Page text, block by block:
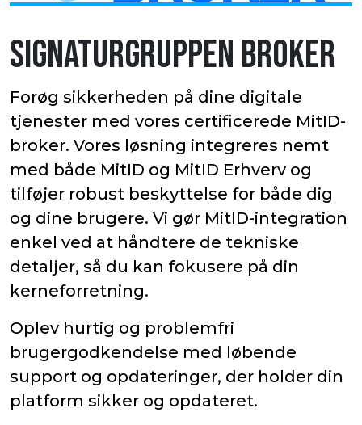
SIGNATURGRUPPEN BROKER
Forøg sikkerheden på dine digitale
tjenester med vores certificerede MitID-
broker. Vores løsning integreres nemt
med både MitID og MitID Erhverv og
tilføjer robust beskyttelse for både dig
og dine brugere. Vi gør MitID-integration
enkel ved at håndtere de tekniske
detaljer, så du kan fokusere på din
kerneforretning.
Oplev hurtig og problemfri
brugergodkendelse med løbende
support og opdateringer, der holder din
platform sikker og opdateret.